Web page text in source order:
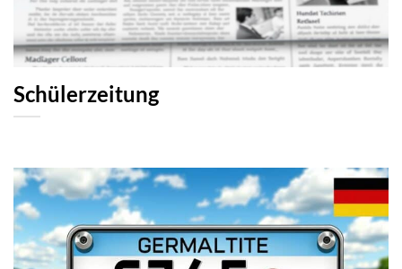
Schülerzeitung